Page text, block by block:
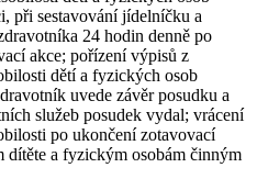
při sestavování jídelníčku a
24 hodin denně po
akce; pořízení výpisů z
dětí a fyzických osob
uvede závěr posudku a
služeb posudek vydal; vrácení
po ukončení zotavovací
dítěte a fyzickým osobám činným